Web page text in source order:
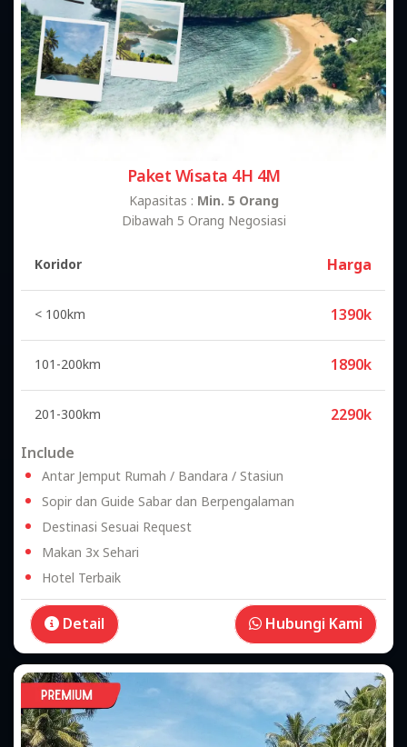
Paket Wisata 4H 4M
Kapasitas : Min. 5 Orang
Dibawah 5 Orang Negosiasi
Koridor
Harga
< 100km 1390k
101-200km 1890k
201-300km
2290k
Include
Antar Jemput Rumah / Bandara / Stasiun
Sopir dan Guide Sabar dan Berpengalaman
Destinasi Sesuai Request
Makan 3x Sehari
Hotel Terbaik
Detail Hubungi Kami